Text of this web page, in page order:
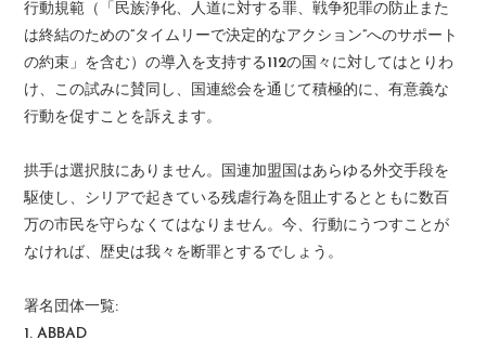
行動規範（「民族浄化、人道に対する罪、戦争犯罪の防止また
は終結のための”タイムリーで決定的なアクション”へのサポート
の約束」を含む）の導入を支持する112の国々に対してはとりわ
け、この試みに賛同し、国連総会を通じて積極的に、有意義な
行動を促すことを訴えます。
拱手は選択肢にありません。国連加盟国はあらゆる外交手段を
駆使し、シリアで起きている残虐行為を阻止するとともに数百
万の市民を守らなくてはなりません。今、行動にうつすことが
なければ、歴史は我々を断罪とするでしょう。
署名団体一覧:
1. ABBAD